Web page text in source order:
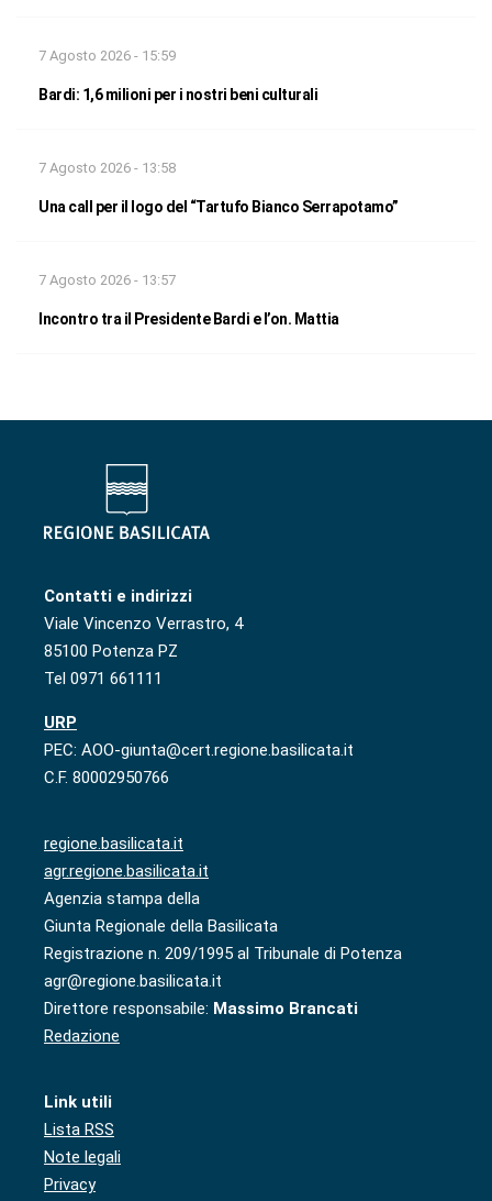
7 Agosto 2026 - 15:59
Bardi: 1,6 milioni per i nostri beni culturali
7 Agosto 2026 - 13:58
Una call per il logo del “Tartufo Bianco Serrapotamo”
7 Agosto 2026 - 13:57
Incontro tra il Presidente Bardi e l’on. Mattia
Contatti e indirizzi
Viale Vincenzo Verrastro, 4
85100 Potenza PZ
Tel 0971 661111
URP
PEC: AOO-giunta@cert.regione.basilicata.it
C.F. 80002950766
regione.basilicata.it
agr.regione.basilicata.it
Agenzia stampa della
Giunta Regionale della Basilicata
Registrazione n. 209/1995 al Tribunale di Potenza
agr@regione.basilicata.it
Direttore responsabile: Massimo Brancati
Redazione
Link utili
Lista RSS
Note legali
Privacy